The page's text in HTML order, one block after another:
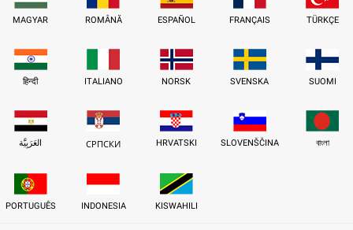
MAGYAR ROMÂNĂ ESPAÑOL FRANÇAIS TÜRKÇE
हिन्दी ITALIANO NORSK SVENSKA SUOMI
العَرَبِيَّة СРПСКИ HRVATSKI SLOVENŠČINA বাংলা
PORTUGUÊS INDONESIA KISWAHILI